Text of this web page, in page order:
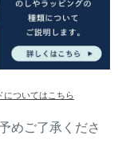
についてはこちら
めご了承くださ